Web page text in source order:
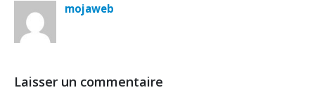
mojaweb
Laisser un commentaire